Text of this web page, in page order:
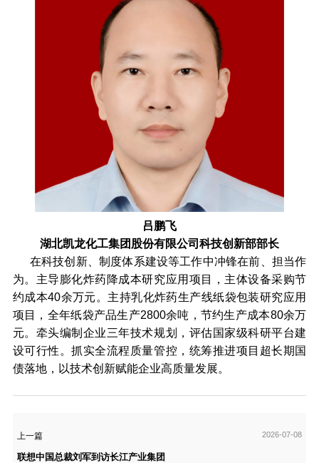
吕鹏飞
湖北凯龙化工集团股份有限公司科技创新部部长
在科技创新、制度体系建设等工作中冲锋在前、担当作
为。主导膨化炸药降成本研究应用项目，主体设备采购节
约成本40余万元。主持乳化炸药生产线纸袋包装研究应用
项目，全年纸袋产品生产2800余吨，节约生产成本80余万
元。牵头编制企业三年技术规划，评估国家级科研平台建
设可行性。抓实全流程质量管控，统筹推进项目超长期国
债落地，以技术创新赋能企业高质量发展。
上一篇 2026-07-08
联想中国总裁刘军到访长江产业集团